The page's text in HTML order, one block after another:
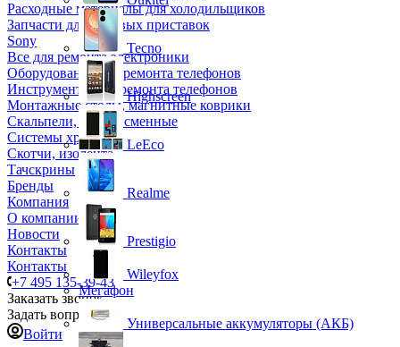
Расходные материалы для холодильщиков
Запчасти для игровых приставок
Sony
Все для ремонта электроники
Оборудование для ремонта телефонов
Инструменты для ремонта телефонов
Монтажные столы, магнитные коврики
Скальпели, лезвия сменные
Системы хранения
Скотчи, изолента
Тачскрины
Бренды
Компания
О компании
Новости
Контакты
Контакты
+7 495 135-39-43
Заказать звонок
Задать вопрос
Войти
Tecno
Highscreen
LeEco
Realme
Prestigio
Wileyfox
Мегафон
Универсальные аккумуляторы (АКБ)